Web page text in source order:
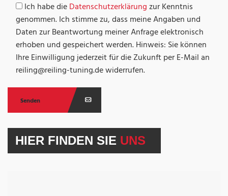
Ich habe dieDatenschutzerklärungzur Kenntnis
genommen. Ich stimme zu, dass meine Angaben und
Daten zur Beantwortung meiner Anfrage elektronisch
erhoben und gespeichert werden.Hinweis: Sie können
Ihre Einwilligung jederzeit für die Zukunft per E-Mail an
reiling@reiling-tuning.de widerrufen.
HIER FINDEN SIE UNS